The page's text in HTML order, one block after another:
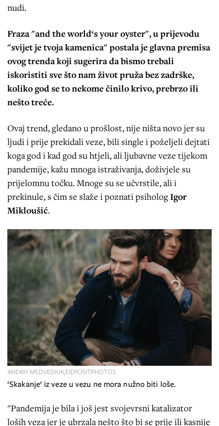
nudi.
Fraza "and the world‘s your oyster", u prijevodu
"svijet je tvoja kamenica" postala je glavna premisa
ovog trenda koji sugerira da bismo trebali
iskoristiti sve što nam život pruža bez zadrške,
koliko god se to nekome činilo krivo, prebrzo ili
nešto treće.
Ovaj trend, gledano u prošlost, nije ništa novo jer su
ljudi i prije prekidali veze, bili single i poželjeli dejtati
koga god i kad god su htjeli, ali ljubavne veze tijekom
pandemije, kažu mnoga istraživanja, doživjele su
prijelomnu točku. Mnoge su se učvrstile, ali i
prekinule, s čim se slaže i poznati psihologIgor
Mikloušić.
‘Skakanje‘ iz veze u vezu ne mora nužno biti loše.
ANDRIY MEDVEDIUK/DEPOSITPHOTOS
"Pandemija je bila i još jest svojevrsni katalizator
loših veza jer je ubrzala nešto što bi se prije ili kasnije